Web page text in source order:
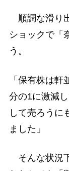
順調な滑り
ショックで「
う。
「保有株は
分の1に激減
して売ろうに
ました」
そんな状況